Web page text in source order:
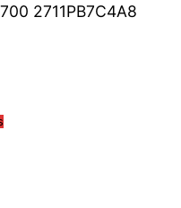
2711PB7C4A8